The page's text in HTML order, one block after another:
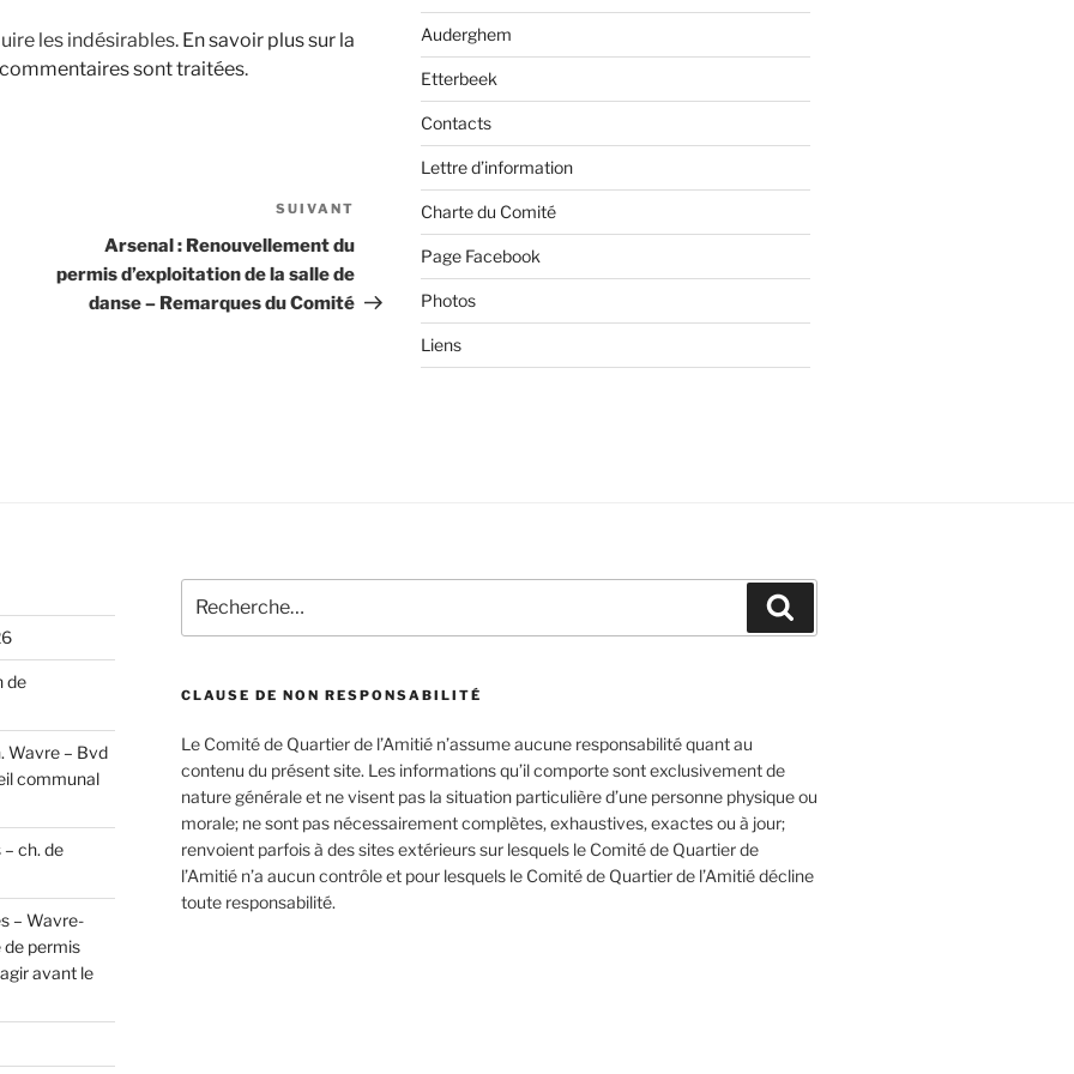
les indésirables. En savoir plus sur la
sont traitées.
suivant
SUIVANT
Arsenal : Renouvellement du
permis d’exploitation de la salle de
danse – Remarques du Comité
Auderghem
Etterbeek
Contacts
Lettre d’information
Charte du Comité
Page Facebook
Photos
Liens
de
Wavre – Bvd
communal
ch. de
– Wavre-
de permis
avant le
pour
:
CLAUSE DE NON RESPONSABILITÉ
Le Comité de Quartier de l’Amitié n’assume aucune responsabilité quant au
contenu du présent site. Les informations qu’il comporte sont exclusivement de
nature générale et ne visent pas la situation particulière d’une personne physique ou
morale; ne sont pas nécessairement complètes, exhaustives, exactes ou à jour;
renvoient parfois à des sites extérieurs sur lesquels le Comité de Quartier de
l’Amitié n’a aucun contrôle et pour lesquels le Comité de Quartier de l’Amitié décline
toute responsabilité.